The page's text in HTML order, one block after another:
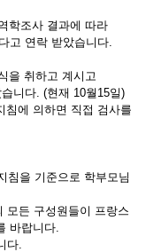
학조사 결과에 따라
고 연락 받았습니다.
을 취하고 계시고
니다. (현재 10월15일)
침에 의하면 직접 검사를
침을 기준으로 학부모님
모든 구성원들이 프랑스
바랍니다.
다.